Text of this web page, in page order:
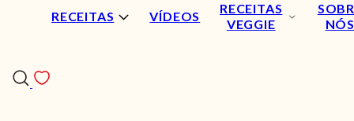
RECEITAS VÍDEOS
RECEITAS
VEGGIE
NÓS